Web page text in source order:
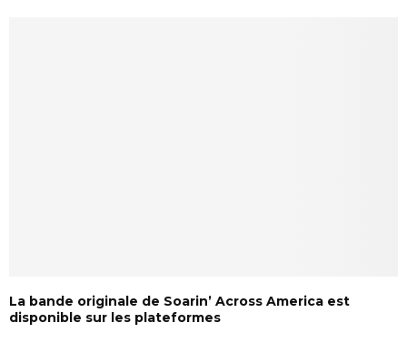
La bande originale de Soarin’ Across America est
disponible sur les plateformes